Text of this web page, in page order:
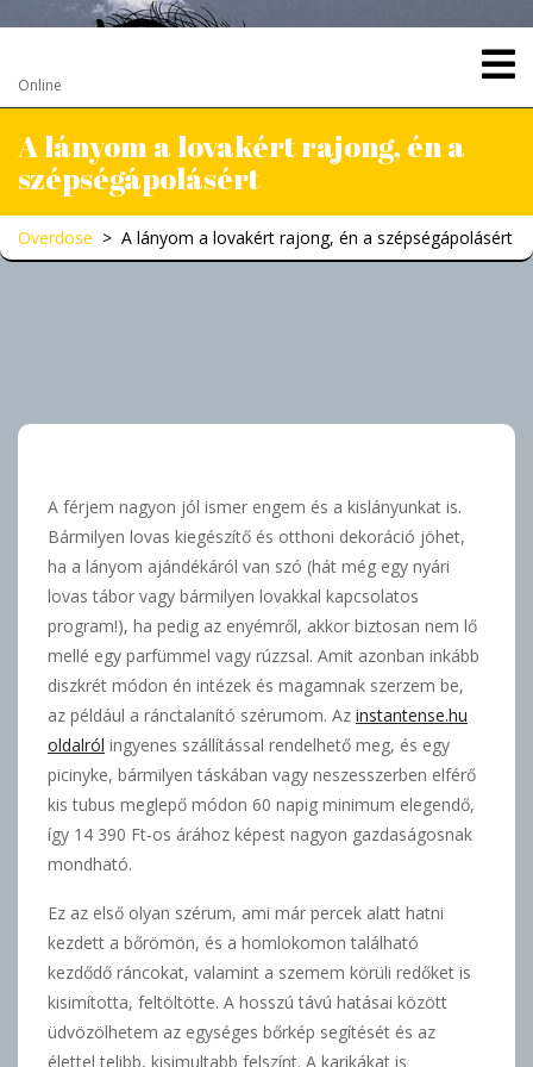
Online
A lányom a lovakért rajong, én a
szépségápolásért
Overdose > A lányom a lovakért rajong, én a szépségápolásért
A férjem nagyon jól ismer engem és a kislányunkat is.
Bármilyen lovas kiegészítő és otthoni dekoráció jöhet,
ha a lányom ajándékáról van szó (hát még egy nyári
lovas tábor vagy bármilyen lovakkal kapcsolatos
program!), ha pedig az enyémről, akkor biztosan nem lő
mellé egy parfümmel vagy rúzzsal. Amit azonban inkább
diszkrét módon én intézek és magamnak szerzem be,
az például a ránctalanító szérumom. Az instantense.hu
oldalról ingyenes szállítással rendelhető meg, és egy
picinyke, bármilyen táskában vagy neszesszerben elférő
kis tubus meglepő módon 60 napig minimum elegendő,
így 14 390 Ft-os árához képest nagyon gazdaságosnak
mondható.
Ez az első olyan szérum, ami már percek alatt hatni
kezdett a bőrömön, és a homlokomon található
kezdődő ráncokat, valamint a szemem körüli redőket is
kisimította, feltöltötte. A hosszú távú hatásai között
üdvözölhetem az egységes bőrkép segítését és az
élettel telibb, kisimultabb felszínt. A karikákat is